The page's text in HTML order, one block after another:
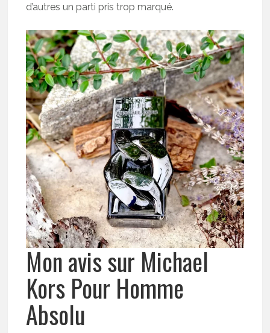
d’autres un parti pris trop marqué.
Mon avis sur Michael
Kors Pour Homme
Absolu